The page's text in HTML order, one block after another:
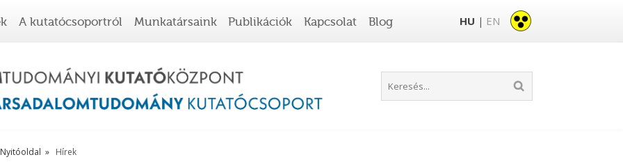
A kutatócsoportról Munkatársaink Publikációk Kapcsolat Blog HU | EN
Hírek